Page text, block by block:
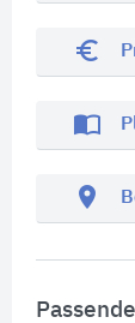
euro_symbol
import_contacts
location_on